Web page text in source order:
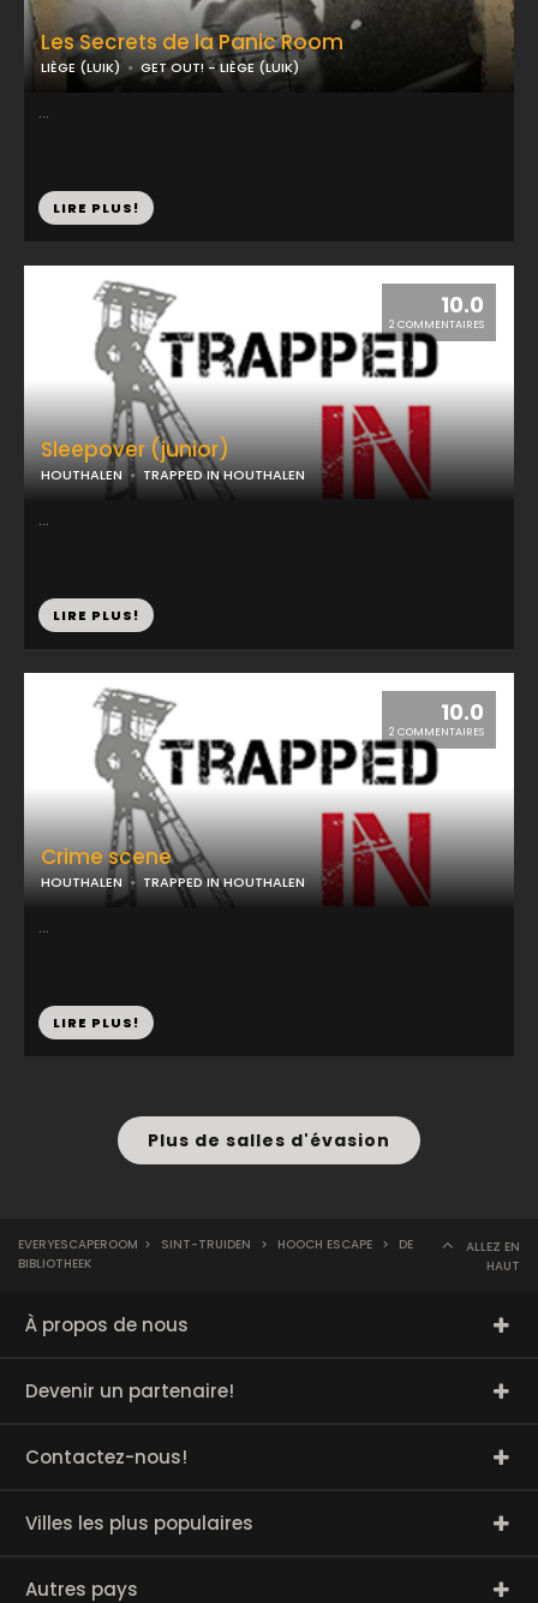
Les Secrets de la Panic Room
LIÈGE (LUIK) GET OUT! - LIÈGE (LUIK)
...
LIRE PLUS!
10.0
2 COMMENTAIRES
Sleepover (junior)
HOUTHALEN TRAPPED IN HOUTHALEN
...
LIRE PLUS!
10.0
2 COMMENTAIRES
Crime scene
HOUTHALEN TRAPPED IN HOUTHALEN
...
LIRE PLUS!
Plus de salles d'évasion
EVERYESCAPEROOM > SINT-TRUIDEN > HOOCH ESCAPE >
DE
BIBLIOTHEEK
ALLEZ EN
HAUT
À propos de nous
Devenir un partenaire!
Contactez-nous!
Villes les plus populaires
Autres pays